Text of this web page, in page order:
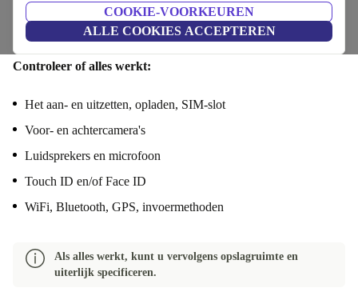
COOKIE-VOORKEUREN
ALLE COOKIES ACCEPTEREN
Functionaliteit Specificaties Aanbod
Controleer of alles werkt:
Het aan- en uitzetten, opladen, SIM-slot
Voor- en achtercamera's
Luidsprekers en microfoon
Touch ID en/of Face ID
WiFi, Bluetooth, GPS, invoermethoden
Als alles werkt, kunt u vervolgens opslagruimte en
uiterlijk specificeren.